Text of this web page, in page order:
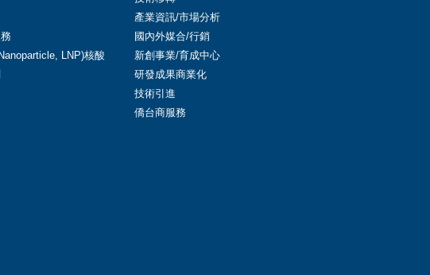
LNP)核酸
產業資訊/市場分析
國內外媒合/行銷
新創事業/育成中心
研發成果商業化
技術引進
僑台商服務